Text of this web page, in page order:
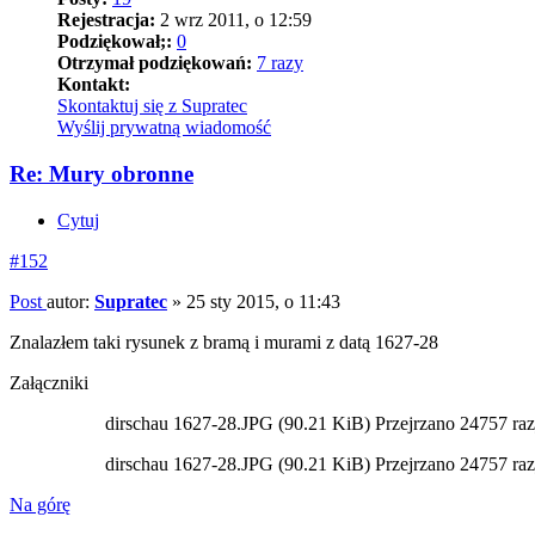
Rejestracja: 2 wrz 2011, o 12:59
Podziękował;: 0
Otrzymał podziękowań: 7 razy
Kontakt:
Skontaktuj się z Supratec
Wyślij prywatną wiadomość
Re: Mury obronne
Cytuj
#152
Post autor: Supratec » 25 sty 2015, o 11:43
Znalazłem taki rysunek z bramą i murami z datą 1627-28
Załączniki
dirschau 1627-28.JPG (90.21 KiB) Przejrzano 24757
dirschau 1627-28.JPG (90.21 KiB) Przejrzano 24757
Na górę